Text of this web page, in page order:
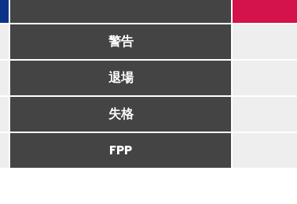
警告
退場
失格
FPP